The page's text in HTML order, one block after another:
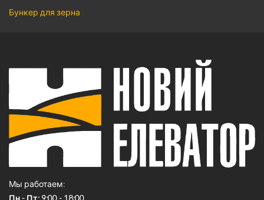
Мы работаем
Пн - Пт: 9:00 - 18:00
Бункер для зерна